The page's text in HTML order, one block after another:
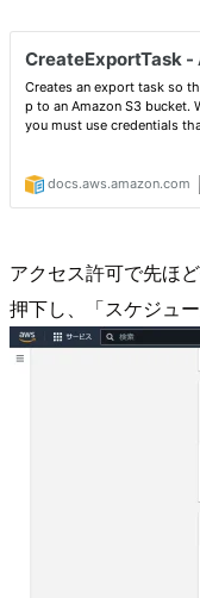
アクセス許可で先ほ
押下し、「スケジュ